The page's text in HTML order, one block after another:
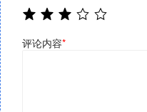
评论内容*